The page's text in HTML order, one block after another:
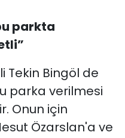
parkta
Tekin Bingöl de
parka verilmesi
Onun için
Özarslan'a ve